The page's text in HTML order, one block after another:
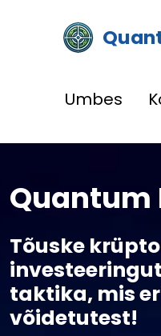
Umbes
Quantum
Tõuske
taktika, mis
võidetutest!